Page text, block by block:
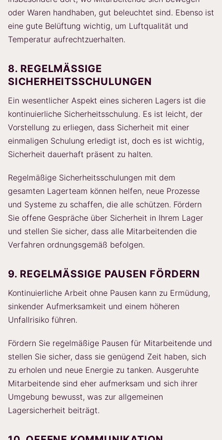
oder Waren handhaben, gut beleuchtet sind. Ebenso ist
eine gute Belüftung wichtig, um Luftqualität und
Temperatur aufrechtzuerhalten.
8. REGELMÄSSIGE S
ICHERHEITSSCHULUNGEN
Ein wesentlicher Aspekt eines sicheren Lagers ist die
kontinuierliche Sicherheitsschulung. Es ist leicht, der
Vorstellung zu erliegen, dass Sicherheit mit einer
einmaligen Schulung erledigt ist, doch es ist wichtig,
Sicherheit dauerhaft präsent zu halten.
Regelmäßige Sicherheitsschulungen mit dem
gesamten Lagerteam können helfen, neue Prozesse
und Systeme zu schaffen, die alle schützen. Fördern
Sie offene Gespräche über Sicherheit in Ihrem Lager
und stellen Sie sicher, dass alle Mitarbeitenden die
Verfahren ordnungsgemäß befolgen.
9. REGELMÄSSIGE PAUSEN FÖRDERN
Kontinuierliche Arbeit ohne Pausen kann zu Ermüdung,
sinkender Aufmerksamkeit und einem höheren
Unfallrisiko führen.
Fördern Sie regelmäßige Pausen für Mitarbeitende und
stellen Sie sicher, dass sie genügend Zeit haben, sich
zu erholen und neue Energie zu tanken. Ausgeruhte
Mitarbeitende sind eher aufmerksam und sich ihrer
Umgebung bewusst, was zur allgemeinen
Lagersicherheit beiträgt.